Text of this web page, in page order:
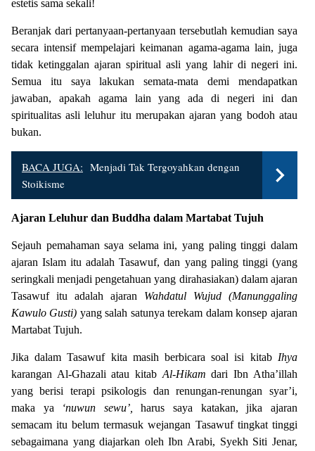
estetis sama sekali!
Beranjak dari pertanyaan-pertanyaan tersebutlah kemudian saya
secara intensif mempelajari keimanan agama-agama lain, juga
tidak ketinggalan ajaran spiritual asli yang lahir di negeri ini.
Semua itu saya lakukan semata-mata demi mendapatkan
jawaban, apakah agama lain yang ada di negeri ini dan
spiritualitas asli leluhur itu merupakan ajaran yang bodoh atau
bukan.
BACA JUGA: Menjadi Tak Tergoyahkan dengan
Stoikisme
Ajaran Leluhur dan Buddha dalam Martabat Tujuh
Sejauh pemahaman saya selama ini, yang paling tinggi dalam
ajaran Islam itu adalah Tasawuf, dan yang paling tinggi (yang
seringkali menjadi pengetahuan yang dirahasiakan) dalam ajaran
Tasawuf itu adalah ajaran Wahdatul Wujud (Manunggaling
Kawulo Gusti) yang salah satunya terekam dalam konsep ajaran
Martabat Tujuh.
Jika dalam Tasawuf kita masih berbicara soal isi kitab Ihya
karangan Al-Ghazali atau kitab Al-Hikam dari Ibn Atha’illah
yang berisi terapi psikologis dan renungan-renungan syar’i,
maka ya
‘nuwun sewu’,
harus saya katakan, jika ajaran
semacam itu belum termasuk wejangan Tasawuf tingkat tinggi
sebagaimana yang diajarkan oleh Ibn Arabi, Syekh Siti Jenar,